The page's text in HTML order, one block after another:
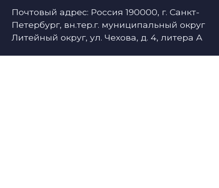
Почтовый адрес: Россия 190000, г. Санкт-
Петербург, вн.тер.г. муниципальный округ
Литейный округ, ул. Чехова, д. 4, литера А